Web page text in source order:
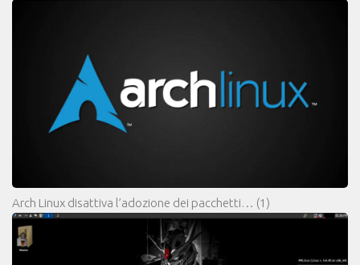
Arch Linux disattiva l’adozione dei pacchetti… (1)